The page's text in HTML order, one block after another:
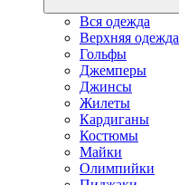
Вся одежда
Верхняя одежда
Гольфы
Джемперы
Джинсы
Жилеты
Кардиганы
Костюмы
Майки
Олимпийки